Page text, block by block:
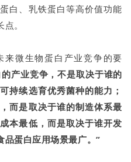
白、乳铁蛋白等高价值功能
。
微生物蛋白产业竞争的要
产业竞争，不是取决于谁的
持续选育优秀菌种的能力；
而是取决于谁的制造体系最
本最低，而是取决于谁开发
品蛋白应用场景最广。”